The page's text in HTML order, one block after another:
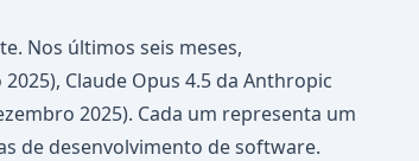
Nos últimos seis meses,
Claude Opus 4.5 da Anthropic
2025). Cada um representa um
de desenvolvimento de software.